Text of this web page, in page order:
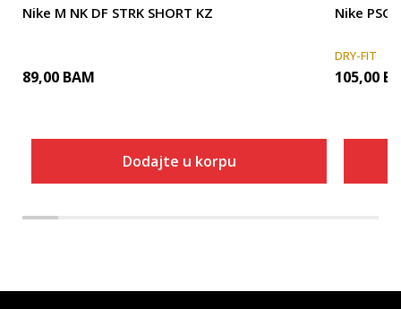
Nike M NK DF STRK SHORT KZ
89,00 BAM
Dodajte u korpu
Nike PSG
DRY-FIT
105,00